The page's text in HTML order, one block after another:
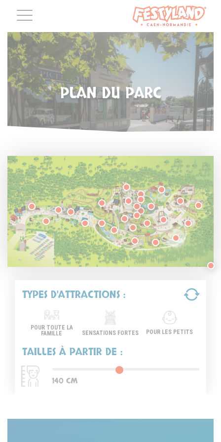
PLAN DU PARC
TYPES D'ATTRACTIONS :
POUR TOUTE LA
FAMILLE
SENSATIONS FORTES POUR LES PETITS
TAILLES À PARTIR DE :
140 CM